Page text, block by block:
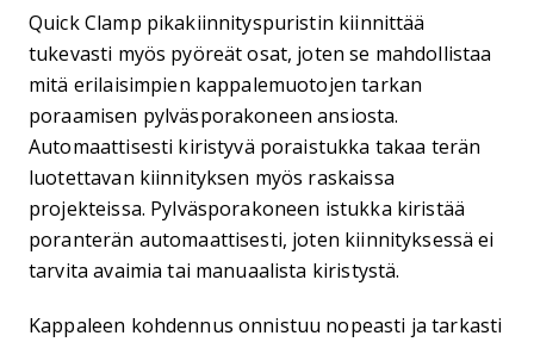
Quick Clamp pikakiinnityspuristin kiinnittää
tukevasti myös pyöreät osat, joten se mahdollistaa
mitä erilaisimpien kappalemuotojen tarkan
poraamisen pylväsporakoneen ansiosta.
Automaattisesti kiristyvä poraistukka takaa terän
luotettavan kiinnityksen myös raskaissa
projekteissa. Pylväsporakoneen istukka kiristää
poranterän automaattisesti, joten kiinnityksessä ei
tarvita avaimia tai manuaalista kiristystä.
Kappaleen kohdennus onnistuu nopeasti ja tarkasti